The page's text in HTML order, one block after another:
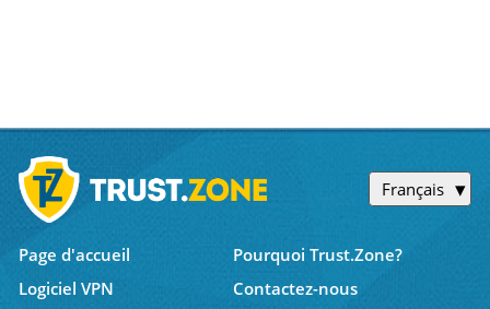
Français
Page d'accueil
Pourquoi Trust.Zone?
Logiciel VPN
Contactez-nous